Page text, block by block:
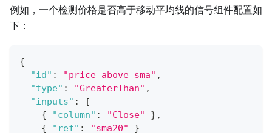
例如，一个检测价格是否高于移动平均线的信号组件配置如
下：
{
"id" : "price_above_sma" ,
"type" : "GreaterThan" ,
"inputs" :
[
{
"column" : "Close" } ,
{
"ref" : "sma20"
}